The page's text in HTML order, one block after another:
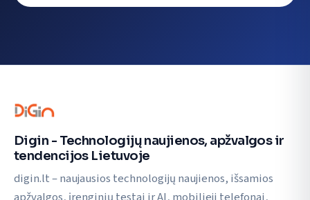
Digin - Technologijų naujienos, apžvalgos ir
tendencijos Lietuvoje
digin.lt – naujausios technologijų naujienos, išsamios